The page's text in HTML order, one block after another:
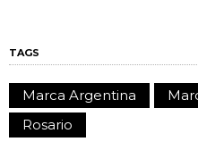
TAGS
Marca Argentina
Rosario